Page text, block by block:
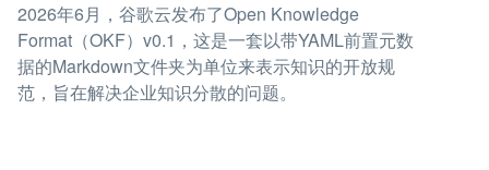
2026年6月，谷歌云发布了Open Knowledge
Format（OKF）v0.1，这是一套以带YAML前置元数
据的Markdown文件夹为单位来表示知识的开放规
范，旨在解决企业知识分散的问题。